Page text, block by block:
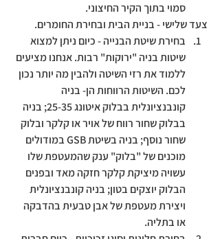
סמוי בתוך הקיר החיצוני.
צעד שלישי - בניית הבית ובחירת החומרים.
בחירת שיטת הבנייה - כיום ניתן למצוא
שיטות בניה "ירוקות" רבות. אנחנו מציעים
ללמוד את רזי השיטה ולהבין מה יותר נכון
לכם. השיטות הרווחות הן- בניה
קונבנציונלית בבלוק איטונג 25-35; בניה
בבלוק שחור רווח של אויר או קלקר ובלוק
שחור נוסף; בניה בשיטת GSB במודולים
מוכנים של "בלוק" ענק שהמעטפת שלו
עשויה מיציקת קלקר חזקה מאד ובפנים
הבלוק יוצקים בטון; בניה קונבנציונלית
ויצירת מעטפת של אבן טבעית בהדבקה
או בתליה.